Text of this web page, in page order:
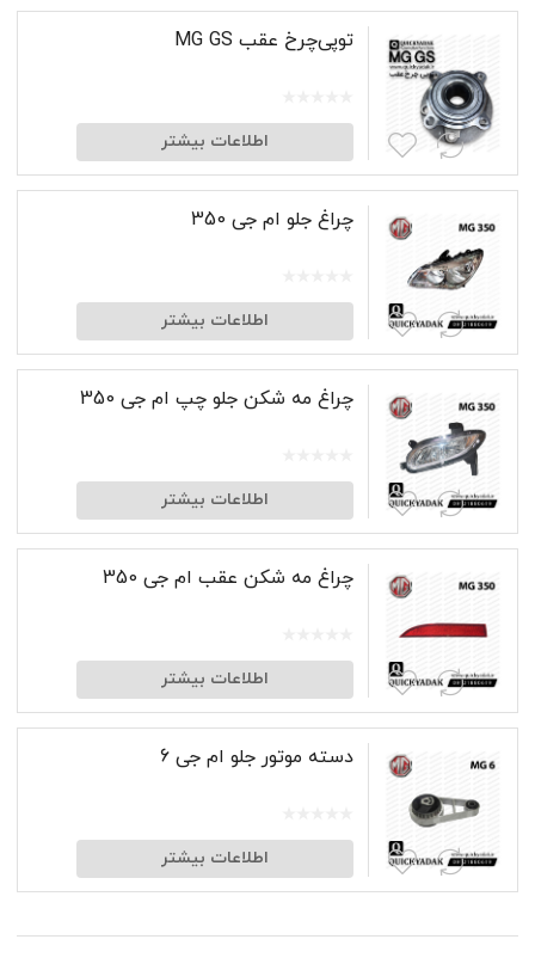
توپی‌چرخ عقب MG GS
اطلاعات بیشتر
چراغ جلو ام جی 350
اطلاعات بیشتر
چراغ مه شکن جلو چپ ام جی 350
اطلاعات بیشتر
چراغ مه شکن عقب ام جی 350
اطلاعات بیشتر
دسته موتور جلو ام جی 6
اطلاعات بیشتر